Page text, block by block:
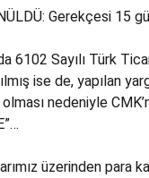
Gerekçesi 15
6102 Sayılı Türk
ise de, yapılan
olması nedeniyle
üzerinden para